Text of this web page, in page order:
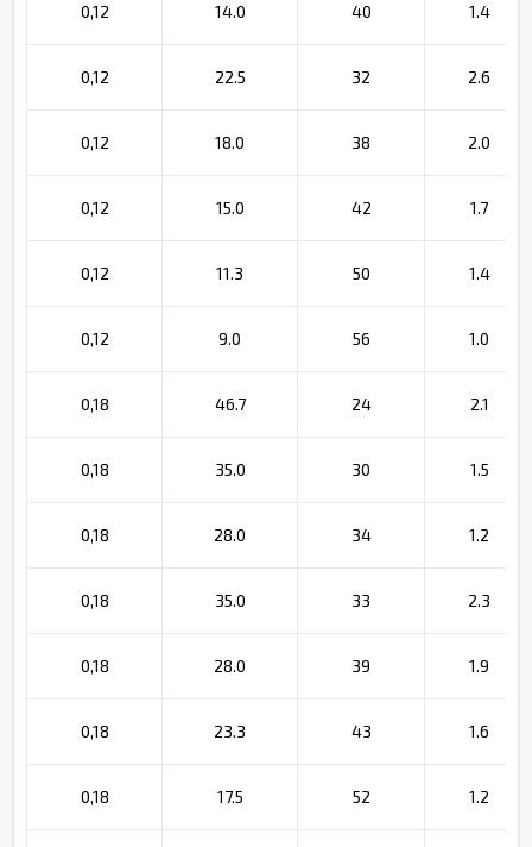
0,12 14.0 40 1.4
0,12 22.5 32 2.6
0,12 18.0 38 2.0
0,12 15.0 42 1.7
0,12 11.3 50 1.4
0,12 9.0 56 1.0
0,18 46.7 24 2.1
0,18 35.0 30 1.5
0,18 28.0 34 1.2
0,18 35.0 33 2.3
0,18 28.0 39 1.9
0,18 23.3 43 1.6
0,18 17.5 52 1.2